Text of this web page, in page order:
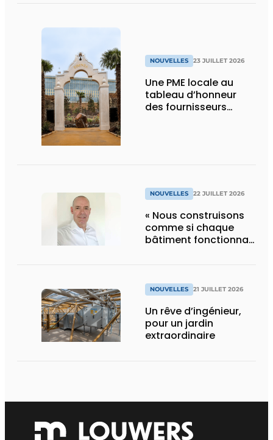
NOUVELLES 23 JUILLET 2026
Une PME locale au
tableau d’honneur
des fournisseurs
NOUVELLES 22 JUILLET 2026
« Nous construisons
comme si chaque
bâtiment fonctionnait
» NOUVELLES 21 JUILLET 2026
Un rêve d’ingénieur,
pour un jardin
extraordinaire